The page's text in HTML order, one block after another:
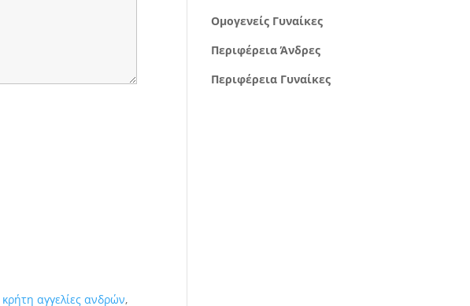
κρήτη αγγελίες ανδρών,
Ομογενείς Γυναίκες
Περιφέρεια Άνδρες
Περιφέρεια Γυναίκες